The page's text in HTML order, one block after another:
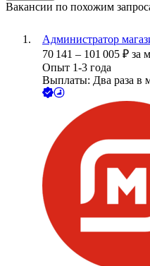
Вакансии по похожим
Администратор
70 141 – 101 005 ₽ за
Опыт 1-3 года
Выплаты: Два раза в